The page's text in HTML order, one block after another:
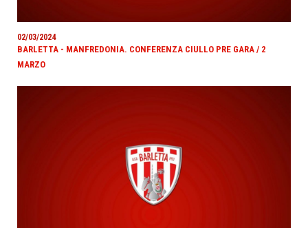
02/03/2024
BARLETTA - MANFREDONIA. CONFERENZA CIULLO PRE GARA / 2
MARZO